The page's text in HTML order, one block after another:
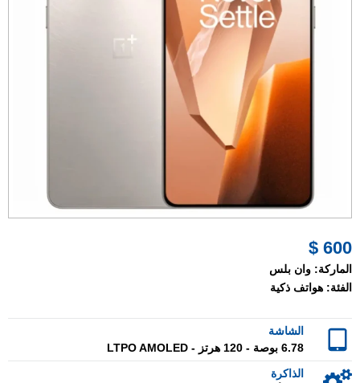
600 $
الماركة: وان بلس
الفئة: هواتف ذكية
الشاشة
6.78 بوصة - 120 هرتز - LTPO AMOLED
الذاكرة